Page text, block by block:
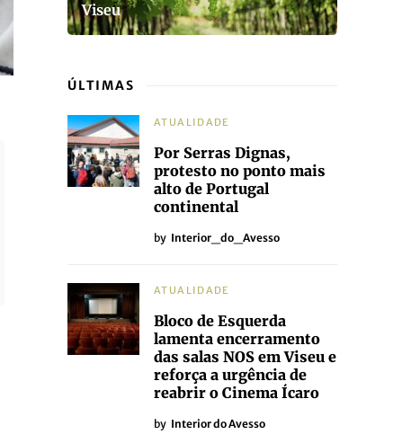
Viseu
ÚLTIMAS
ATUALIDADE
Por Serras Dignas,
protesto no ponto mais
alto de Portugal
continental
by Interior_do_Avesso
ATUALIDADE
Bloco de Esquerda
lamenta encerramento
das salas NOS em Viseu e
reforça a urgência de
reabrir o Cinema Ícaro
by Interior do Avesso